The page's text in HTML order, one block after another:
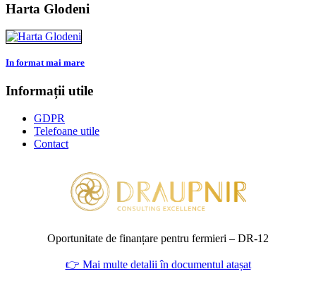
Harta Glodeni
In format mai mare
Informații utile
GDPR
Telefoane utile
Contact
Oportunitate de finanțare pentru fermieri – DR‑12
👉 Mai multe detalii în documentul atașat